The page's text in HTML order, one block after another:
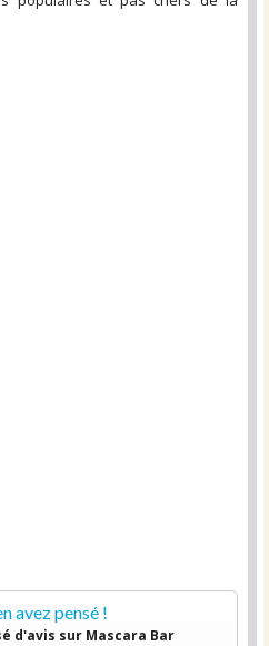
avez pensé !
d'avis sur Mascara Bar